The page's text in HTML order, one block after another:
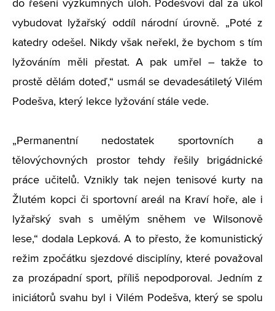
do řešení výzkumných úloh. Podešvovi dal za úkol
vybudovat lyžařský oddíl národní úrovně. „Poté z
katedry odešel. Nikdy však neřekl, že bychom s tím
lyžováním měli přestat. A pak umřel – takže to
prostě dělám doteď,“ usmál se devadesátiletý Vilém
Podešva, který lekce lyžování stále vede.
„Permanentní nedostatek sportovních a
tělovýchovných prostor tehdy řešily brigádnické
práce učitelů. Vznikly tak nejen tenisové kurty na
Žlutém kopci či sportovní areál na Kraví hoře, ale i
lyžařský svah s umělým sněhem ve Wilsonově
lese,“ dodala Lepková. A to přesto, že komunistický
režim zpočátku sjezdové disciplíny, které považoval
za prozápadní sport, příliš nepodporoval. Jedním z
iniciátorů svahu byl i Vilém Podešva, který se spolu